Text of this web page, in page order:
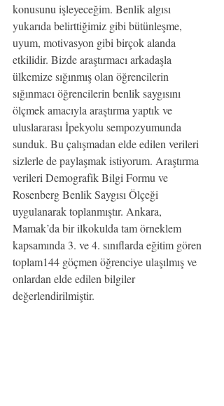
konusunu işleyeceğim. Benlik algısı
yukarıda belirttiğimiz gibi bütünleşme,
uyum, motivasyon gibi birçok alanda
etkilidir. Bizde araştırmacı arkadaşla
ülkemize sığınmış olan öğrencilerin
sığınmacı öğrencilerin benlik saygısını
ölçmek amacıyla araştırma yaptık ve
uluslararası İpekyolu sempozyumunda
sunduk. Bu çalışmadan elde edilen verileri
sizlerle de paylaşmak istiyorum. Araştırma
verileri Demografik Bilgi Formu ve
Rosenberg Benlik Saygısı Ölçeği
uygulanarak toplanmıştır. Ankara,
Mamak’da bir ilkokulda tam örneklem
kapsamında 3. ve 4. sınıflarda eğitim gören
toplam144 göçmen öğrenciye ulaşılmış ve
onlardan elde edilen bilgiler
değerlendirilmiştir.